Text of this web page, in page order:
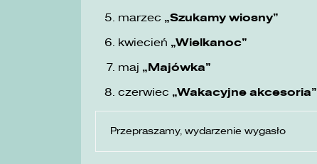
marzec „Szukamy wiosny”
kwiecień „Wielkanoc”
maj „Majówka”
czerwiec „Wakacyjne akcesoria”
Przepraszamy, wydarzenie wygasło